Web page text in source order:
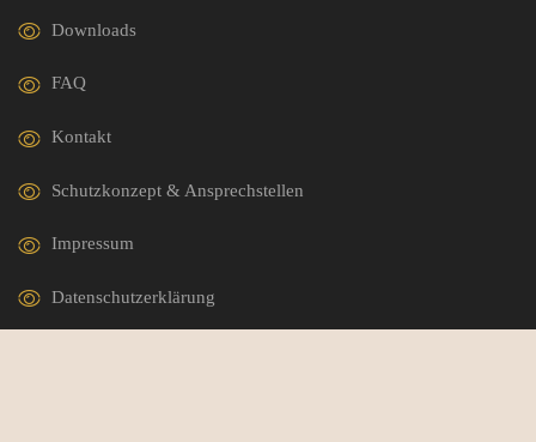
Downloads
FAQ
Kontakt
Schutzkonzept & Ansprechstellen
Impressum
Datenschutzerklärung